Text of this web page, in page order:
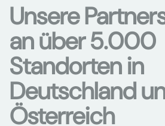
Unsere
an über 5.000
Standorten in
Deutschland
Österreich